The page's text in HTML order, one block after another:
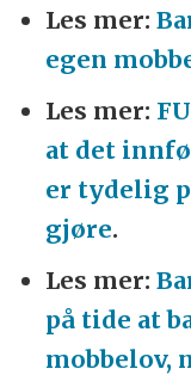
Les mer:
egen
Les mer:
at det
er tydelig
gjøre.
Les mer:
på tide at
mobbelov,